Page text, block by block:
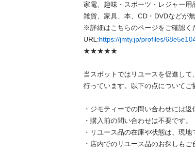
家電、趣味・スポーツ・レジャー
雑貨、家具、本、CD・DVDなどが
※詳細はこちらのページをご確認く
URL:https://jmty.jp/profiles/
★★★★★
当スポットではリユースを促進し
行っています。以下の点についてご
・ジモティーでの問い合わせには返
・購入前の問い合わせは不要です。
・リユース品の在庫や状態は、現地
・店内でのリユース品のお探しもご